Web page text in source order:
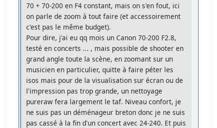
70 + 70-200 en F4 constant, mais on s'en fout, ici
on parle de zoom à tout faire (et accessoirement
c'est pas le même budget).
Pour dire, j'ai eu qq mois un Canon 70-200 F2.8,
testé en concerts ... , mais possible de shooter en
grand angle toute la scène, en zoomant sur un
musicien en particulier, quitte à faire péter les
isos mais pour de la visualisation sur écran ou de
l'impression pas trop grande, un nettoyage
pureraw fera largement le taf. Niveau confort, je
ne suis pas un déménageur breton donc je ne suis
pas cassé à la fin d'un concert avec 24-240. Et puis